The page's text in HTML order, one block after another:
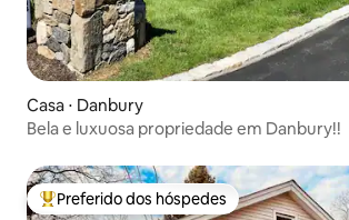
Casa ⋅ Danbury
Bela e luxuosa propriedade em Danbury!!
Entre os melhores preferidos dos hóspedes
Preferido dos hóspedes